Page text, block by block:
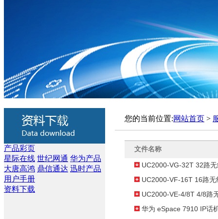
产品彩页
星际在线 世纪网通 华为产品
大唐高鸿 鼎信通达 迅时产品
用户手册
资料下载
您的当前位置:网站首页 >
文件名称
UC2000-VG-32T 32路
UC2000-VF-16T 16路
UC2000-VE-4/8T 4/8路
华为 eSpace 7910 IP话